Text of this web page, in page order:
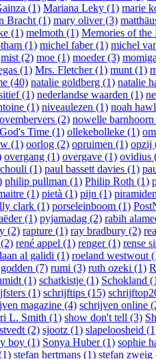
(1) Mariana Leky (1) marie
Bracht (1) mary oliver (3)
(1) melmoth (1) Memories of the
(1) michel faber (1) michel
mist (2) moe (1) moeder (3)
(1) Mrs. Fletcher (1) munt (1)
(40) natalie goldberg (1) natalie
(1) nederlandse waarden (1)
(1) niveaulezen (1) noah
(2) nowelle
Time (1) ollekebolleke (1)
(1) oorlog (2) opruimen (1) opzij
overgang (1) overgave (1) ovidius
(1) paul bassett davies (1)
philip pullman (1) Philip Roth (1)
(1) pietà (1) pijn (1)
clark (1) porseleinboom (1)
(1) pyjamadag (2) rabih
(2) rapture (1) ray bradbury (2)
rené appel (1) renger (1) rense
al galidi (1) roeland westwout
(7) rumi (3) ruth ozeki (1)
(1) schatkistje (1) Schokland
(1) schrijftips (15)
magazine (4) schrijven online
L. Smith (1) show don't tell (3)
(2) sjootz (1) slapeloosheid
boy (1) Sonya Huber (1) sophie
stefan hertmans (1) stefan zweig